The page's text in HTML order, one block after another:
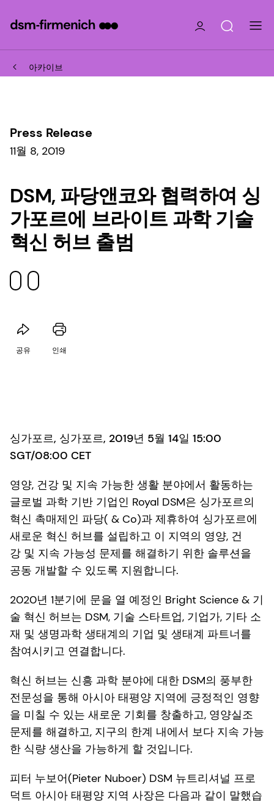
아카이브
Press Release
11월 8, 2019
DSM, 파당앤코와 협력하여 싱
가포르에 브라이트 과학 기술
혁신 허브 출범
공유 인쇄
싱가포르, 싱가포르, 2019년 5월 14일 15:00
SGT/08:00 CET
영양, 건강 및 지속 가능한 생활 분야에서 활동하는
글로벌 과학 기반 기업인 Royal DSM은 싱가포르의
혁신 촉매제인 파당( & Co)과 제휴하여 싱가포르에
새로운 혁신 허브를 설립하고 이 지역의 영양, 건
강 및 지속 가능성 문제를 해결하기 위한 솔루션을
공동 개발할 수 있도록 지원합니다.
2020년 1분기에 문을 열 예정인 Bright Science & 기
술 혁신 허브는 DSM, 기술 스타트업, 기업가, 기타 소
재 및 생명과학 생태계의 기업 및 생태계 파트너를
참여시키고 연결합니다.
혁신 허브는 신흥 과학 분야에 대한 DSM의 풍부한
전문성을 통해 아시아 태평양 지역에 긍정적인 영향
을 미칠 수 있는 새로운 기회를 창출하고, 영양실조
문제를 해결하고, 지구의 한계 내에서 보다 지속 가능
한 식량 생산을 가능하게 할 것입니다.
피터 누보어(Pieter Nuboer) DSM 뉴트리셔널 프로
덕트 아시아 태평양 지역 사장은 다음과 같이 말했습